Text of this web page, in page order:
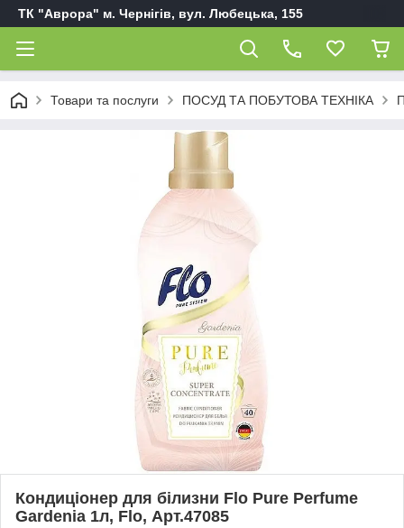
ТК "Аврора" м. Чернігів, вул. Любецька, 155
Товари та послуги ПОСУД ТА ПОБУТОВА ТЕХНІКА
Кондиціонер для білизни Flo Pure Perfume
Gardenia 1л, Flo, Арт.47085